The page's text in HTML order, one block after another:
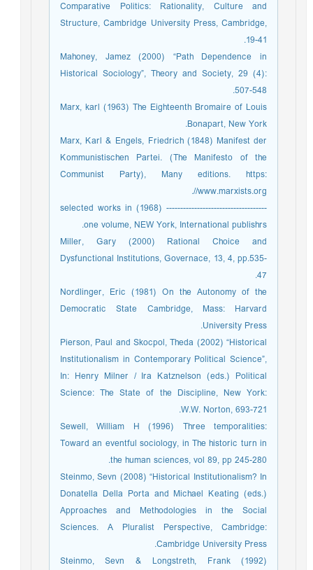
Comparative Politics: Rationality, Culture and
Structure, Cambridge University Press, Cambridge,
19-41.
Mahoney, Jamez (2000) “Path Dependence in
Historical Sociology”, Theory and Society, 29 (4):
507-548.
Marx, karl (1963) The Eighteenth Bromaire of Louis
Bonapart, New York.
Marx, Karl & Engels, Friedrich (1848) Manifest der
Kommunistischen Partei. (The Manifesto of the
Communist Party), Many editions. https:
//www.marxists.org.
------------------------------------ (1968) selected works in
one volume, NEW York, International publishrs.
Miller, Gary (2000) Rational Choice and
Dysfunctional Institutions, Governace, 13, 4, pp.535-
47.
Nordlinger, Eric (1981) On the Autonomy of the
Democratic State Cambridge, Mass: Harvard
University Press.
Pierson, Paul and Skocpol, Theda (2002) “Historical
Institutionalism in Contemporary Political Science”,
In: Henry Milner / Ira Katznelson (eds.) Political
Science: The State of the Discipline, New York:
W.W. Norton, 693-721.
Sewell, William H (1996) Three temporalities:
Toward an eventful sociology, in The historic turn in
the human sciences, vol 89, pp 245-280.
Steinmo, Sevn (2008) “Historical Institutionalism? In
Donatella Della Porta and Michael Keating (eds.)
Approaches and Methodologies in the Social
Sciences. A Pluralist Perspective, Cambridge:
Cambridge University Press.
Steinmo, Sevn & Longstreth, Frank (1992)